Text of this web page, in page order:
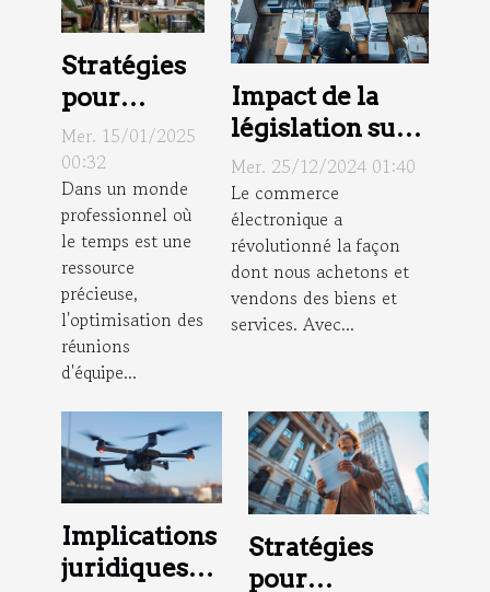
Stratégies
pour
améliorer
l'efficacité
des
réunions
d'équipe en
entreprise
Mer. 15/01/2025
00:32
Dans un monde
professionnel où
le temps est une
ressource
précieuse,
l'optimisation des
réunions
d'équipe...
Impact de la
législation sur
le commerce
électronique
pour les
consommateurs
Mer. 25/12/2024 01:40
Le commerce
électronique a
révolutionné la façon
dont nous achetons et
vendons des biens et
services. Avec...
Implications
juridiques
Stratégies
pour